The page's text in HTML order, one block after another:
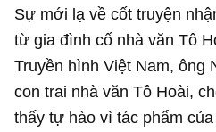
Sự mới lạ về cốt truyện
từ gia đình cố nhà văn Tô
Truyền hình Việt Nam, ông
con trai nhà văn Tô Hoài,
thấy tự hào vì tác phẩm